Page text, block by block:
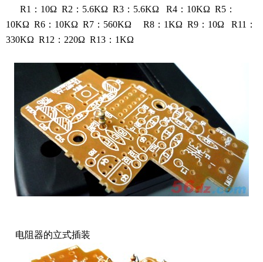
R1：10Ω R2：5.6KΩ R3：5.6KΩ R4：10KΩ R5：
10KΩ R6：10KΩ R7：560KΩ R8：1KΩ R9：10Ω R11：
330KΩ R12：220Ω R13：1KΩ
电阻器的立式插装